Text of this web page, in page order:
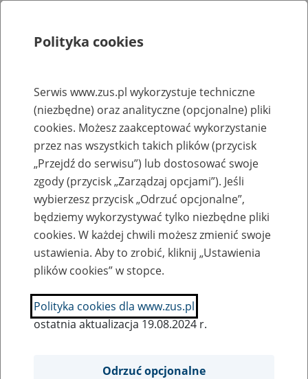
Rejestry, ewidencje i archiwa
Baza zlikwidowanych lub
przekształconych zakładów pracy
Nazwa zakładu pracy:
SZUKAJ
Polityka cookies
Serwis www.zus.pl wykorzystuje techniczne
(niezbędne) oraz analityczne (opcjonalne) pliki
cookies. Możesz zaakceptować wykorzystanie
przez nas wszystkich takich plików (przycisk
„Przejdź do serwisu”) lub dostosować swoje
zgody (przycisk „Zarządzaj opcjami”). Jeśli
wybierzesz przycisk „Odrzuć opcjonalne”,
będziemy wykorzystywać tylko niezbędne pliki
cookies. W każdej chwili możesz zmienić swoje
ustawienia. Aby to zrobić, kliknij „Ustawienia
plików cookies” w stopce.
Polityka cookies dla www.zus.pl
ostatnia aktualizacja 19.08.2024 r.
Odrzuć opcjonalne